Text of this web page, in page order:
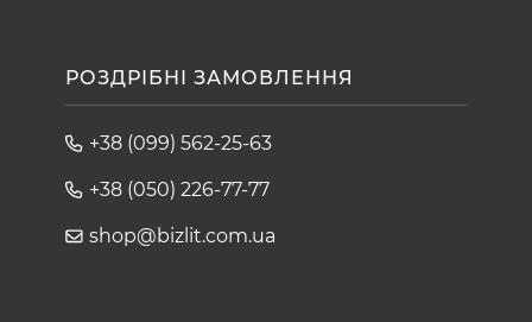
РОЗДРІБНІ ЗАМОВЛЕННЯ
+38 (099) 562-25-63
+38 (050) 226-77-77
shop@bizlit.com.ua